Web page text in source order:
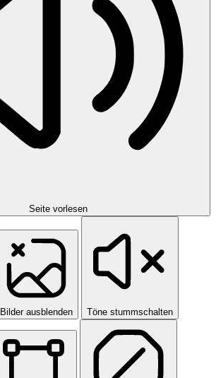
Seite vorlesen
Bilder ausblenden Töne stummschalten